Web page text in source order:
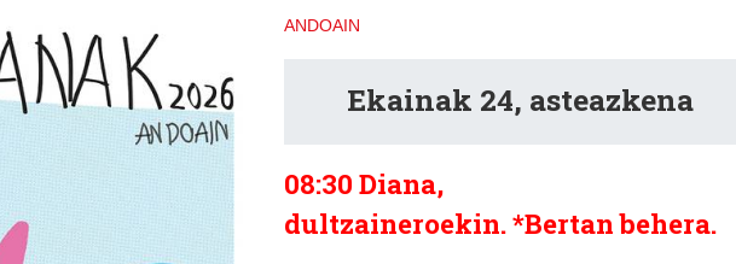
ANDOAIN
Ekainak 24, asteazkena
08:30 Diana,
dultzaineroekin. *Bertan behera.